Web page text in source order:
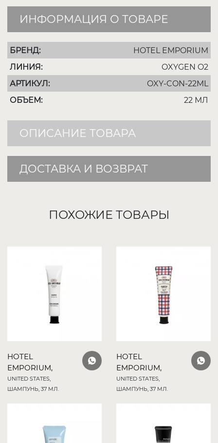
ИНФОРМАЦИЯ О ТОВАРЕ
БРЕНД:
HOTEL EMPORIUM
ЛИНИЯ:
OXYGEN O2
АРТИКУЛ:
OXY-CON-22ML
ОБЪЕМ:
22 МЛ
ОПИСАНИЕ ТОВАРА
ДОСТАВКА И ВОЗВРАТ
ПОХОЖИЕ ТОВАРЫ
HOTEL
EMPORIUM,
UNITED STATES,
ШАМПУНЬ, 37 МЛ.
HOTEL
EMPORIUM,
UNITED STATES,
ШАМПУНЬ, 37 МЛ.